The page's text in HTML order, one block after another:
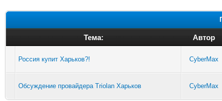
Тема: Автор
Россия купит Харьков?! CyberMax
Обсуждение провайдера Triolan Харьков CyberMax